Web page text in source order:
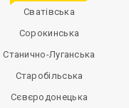
Сватівська
Сорокинська
Станично-Луганська
Старобільська
Сєвєродонецька